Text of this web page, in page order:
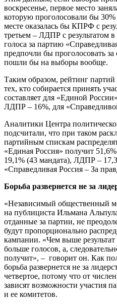
воскресенье, первое место
которую проголосовали бы
месте оказалась бы КПРФ с
третьем – ЛДПР с результатом
голоса за партию
предпочли бы проголосовать
пошли бы на выборы вообще.
Таким образом, рейтинг партий
тех, кто собирается принять
составляет для «Единой
ЛДПР – 16%, для
Аналитики Центра
подсчитали, что при таком
партийным спискам
«Единая Россия» получит
19,1% (43 мандата), ЛДПР –
«Справедливая Россия – За
Борьба развернется не за
«Независимый общественный
на публициста Ильмана
отданные за партии, не
будут пропорционально
кампании. «Чем выше
больше голосов, а,
получит», – говорит он. Как
борьба развернется не за
четвертое, потому что от
зависят возможности участия
и ее комитетов.